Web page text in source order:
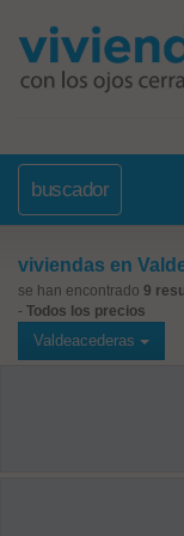
buscador
viviendas en
se han encontrado 9
- Todos los precios
Valdeacederas